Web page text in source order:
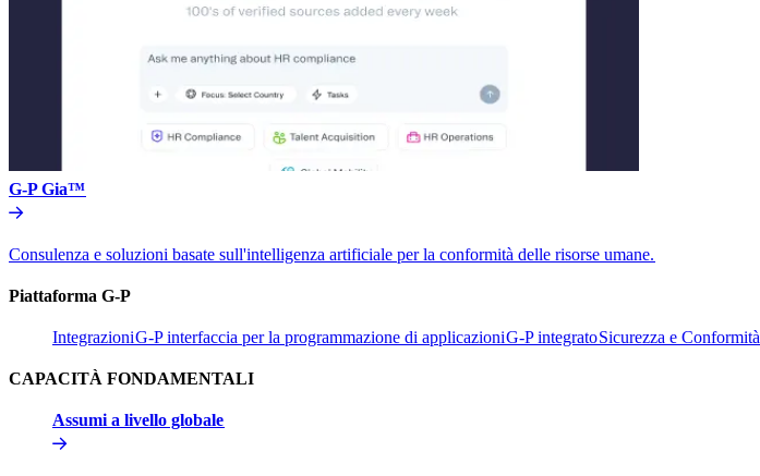
G-P Gia™​​
Consulenza e soluzioni basate sull'intelligenza artificiale per la conformità delle risorse umane.​​
Piattaforma G-P​​
Integrazioni​​G-P interfaccia per la programmazione di applicazioni​​G-P integrato​​Sicurezza e Conformità​​
CAPACITÀ FONDAMENTALI​​
Assumi a livello globale​​